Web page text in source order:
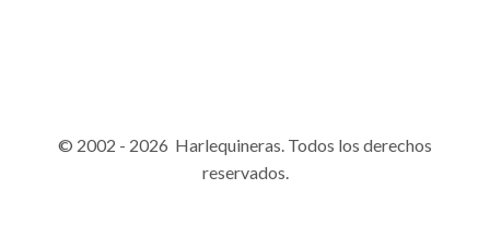
© 2002 - 2026 Harlequineras. Todos los derechos
reservados.